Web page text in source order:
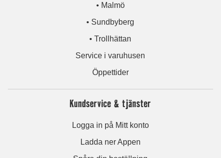
• Malmö
• Sundbyberg
• Trollhättan
Service i varuhusen
Öppettider
Kundservice & tjänster
Logga in på Mitt konto
Ladda ner Appen